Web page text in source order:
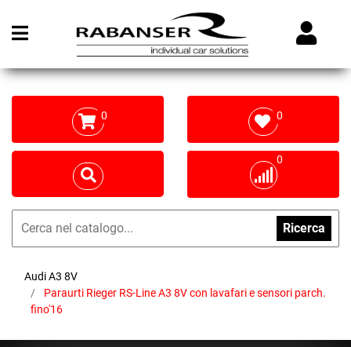
Open menu
0 0
0
Ricerca
Audi A3 8V
Paraurti Rieger RS-Line A3 8V con lavafari e sensori parch.
fino'16